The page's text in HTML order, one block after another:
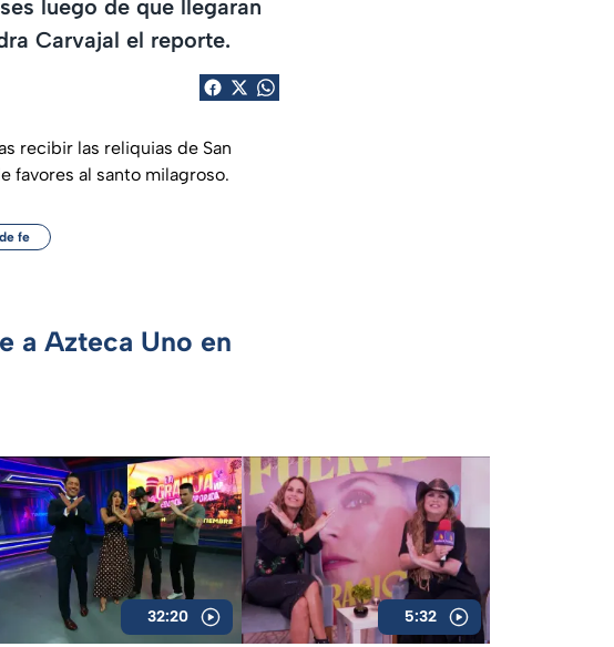
luego de que llegaran
Carvajal el reporte.
recibir las reliquias de San
favores al santo milagroso.
fe
a Azteca Uno en
32:20 5:32